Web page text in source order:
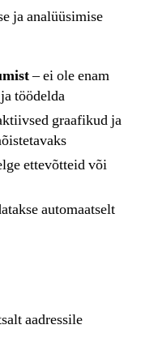
ja analüüsimise
– ei ole enam
töödelda
graafikud ja
ettevõtteid või
automaatselt
aadressile